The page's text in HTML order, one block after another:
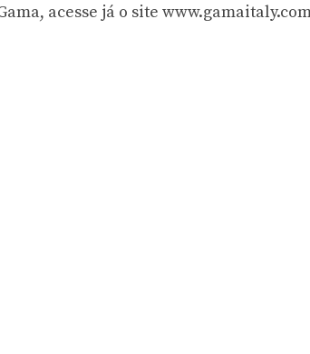
acesse já o site